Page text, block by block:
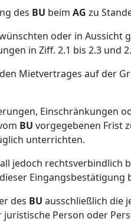
des BU beim AG zu
oder in Aussicht
in Ziff. 2.1 bis 2.3 und
Mietvertrages auf der
Einschränkungen
BU vorgegebenen Frist
unterrichten.
jedoch rechtsverbindlich
Eingangsbestätigung
des BU ausschließlich die
Person oder